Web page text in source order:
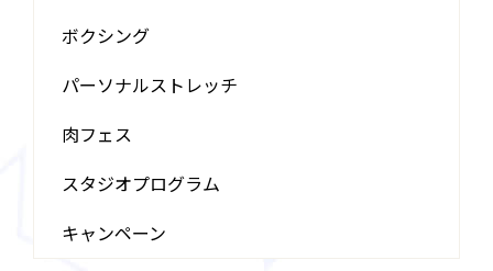
ボクシング
パーソナルストレッチ
肉フェス
スタジオプログラム
キャンペーン